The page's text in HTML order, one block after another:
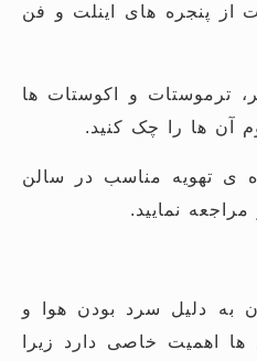
از پنجره های اینلت و فن
ترموستات و اکوستات ها
آن ها را چک کنید.
ی تهویه مناسب در سالن
نمایید.
به دلیل سرد بودن هوا و
اهمیت خاصی دارد زیرا